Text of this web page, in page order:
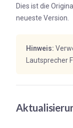
Dies ist die
neueste Version.
Hinweis:
Lautsprecher